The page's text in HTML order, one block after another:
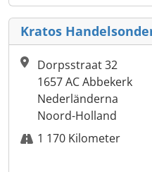
Kratos
Dorpsstraat 32
1657 AC Abbekerk
Nederländerna
Noord-Holland
1 170 Kilometer